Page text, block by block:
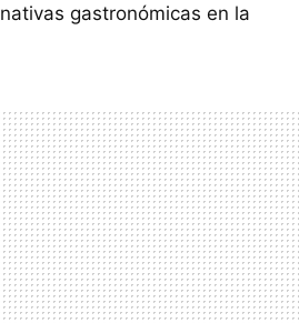
gastronómicas en la